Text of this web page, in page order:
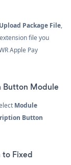
Upload Package File,
file you
Apple Pay
Button Module
Module
Button
Fixed